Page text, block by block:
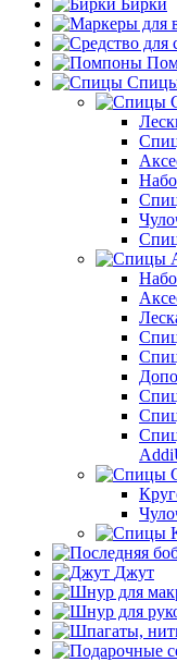
Бирки
Джут